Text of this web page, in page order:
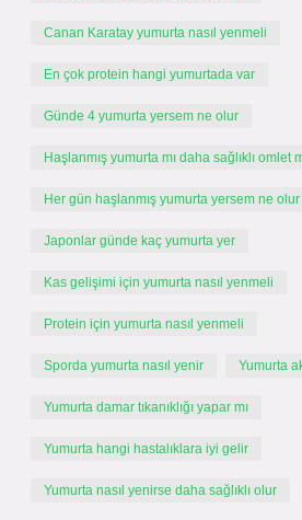
Canan Karatay yumurta nasıl yenmeli
En çok protein hangi yumurtada var
Günde 4 yumurta yersem ne olur
Haşlanmış yumurta mı daha sağlıklı omlet
Her gün haşlanmış yumurta yersem ne olur
Japonlar günde kaç yumurta yer
Kas gelişimi için yumurta nasıl yenmeli
Protein için yumurta nasıl yenmeli
Sporda yumurta nasıl yenir Yumurta
Yumurta damar tıkanıklığı yapar mı
Yumurta hangi hastalıklara iyi gelir
Yumurta nasıl yenirse daha sağlıklı olur